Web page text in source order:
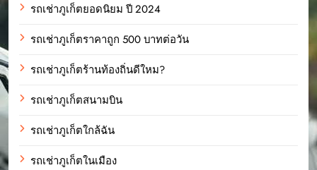
รถเช่าภูเก็ตยอดนิยม ปี 2024
รถเช่าภูเก็ตราคาถูก 500 บาทต่อวัน
รถเช่าภูเก็ตร้านท้องถิ่นดีใหม?
รถเช่าภูเก็ตสนามบิน
รถเช่าภูเก็ตใกล้ฉัน
รถเช่าภูเก็ตในเมือง